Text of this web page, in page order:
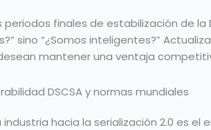
finales de estabilización de
sino “¿Somos inteligentes?”
mantener una ventaja
DSCSA y normas mundiales
hacia la serialización 2.0 es